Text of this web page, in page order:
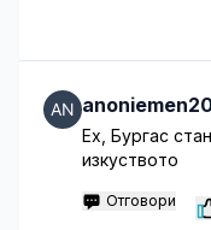
Eх, Бургас
изкуството
Отговори